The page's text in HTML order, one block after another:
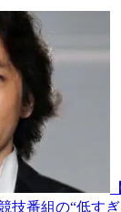
技番組の“低す